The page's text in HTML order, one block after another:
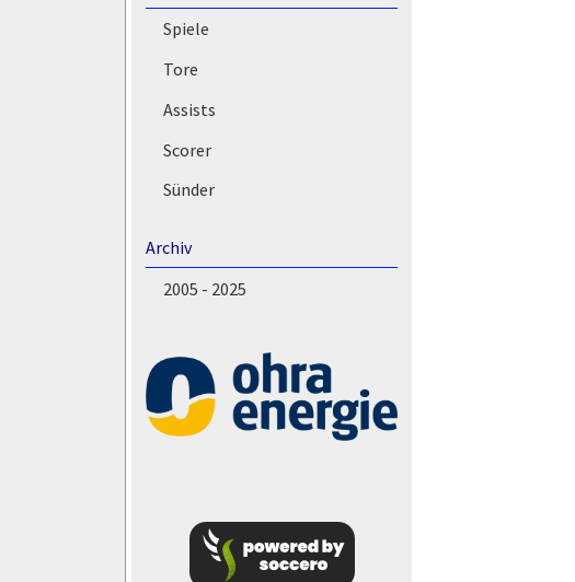
Spiele
Tore
Assists
Scorer
Sünder
Archiv
2005 - 2025